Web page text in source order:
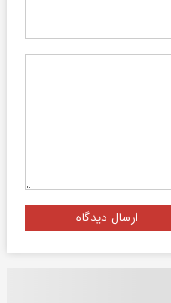
ارسال دیدگاه